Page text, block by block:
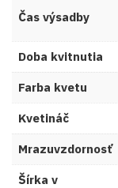
Čas výsadby
Doba kvitnutia
Farba kvetu
Kvetináč
Mrazuvzdornosť
Šírka v